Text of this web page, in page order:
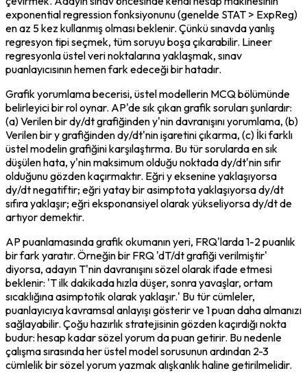
exponential regression fonksiyonunu (genelde STAT > ExpReg)
en az 5 kez kullanmış olması beklenir. Çünkü sınavda yanlış
regresyon tipi seçmek, tüm soruyu boşa çıkarabilir. Lineer
regresyonla üstel veri noktalarına yaklaşmak, sınav
puanlayıcısının hemen fark edeceği bir hatadır.
Grafik yorumlama becerisi, üstel modellerin MCQ bölümünde
belirleyici bir rol oynar. AP'de sık çıkan grafik soruları şunlardır:
(a) Verilen bir dy/dt grafiğinden y'nin davranışını yorumlama, (b)
Verilen bir y grafiğinden dy/dt'nin işaretini çıkarma, (c) İki farklı
üstel modelin grafiğini karşılaştırma. Bu tür sorularda en sık
düşülen hata, y'nin maksimum olduğu noktada dy/dt'nin sıfır
olduğunu gözden kaçırmaktır. Eğri y eksenine yaklaşıyorsa
dy/dt negatiftir; eğri yatay bir asimptota yaklaşıyorsa dy/dt
sıfıra yaklaşır; eğri eksponansiyel olarak yükseliyorsa dy/dt de
artıyor demektir.
AP puanlamasında grafik okumanın yeri, FRQ'larda 1-2 puanlık
bir fark yaratır. Örneğin bir FRQ 'dT/dt grafiği verilmiştir'
diyorsa, adayın T'nin davranışını sözel olarak ifade etmesi
beklenir: 'T ilk dakikada hızla düşer, sonra yavaşlar, ortam
sıcaklığına asimptotik olarak yaklaşır.' Bu tür cümleler,
puanlayıcıya kavramsal anlayışı gösterir ve 1 puan daha almanızı
sağlayabilir. Çoğu hazırlık stratejisinin gözden kaçırdığı nokta
budur: hesap kadar sözel yorum da puan getirir. Bu nedenle
çalışma sırasında her üstel model sorusunun ardından 2-3
cümlelik bir sözel yorum yazmak alışkanlık haline getirilmelidir.